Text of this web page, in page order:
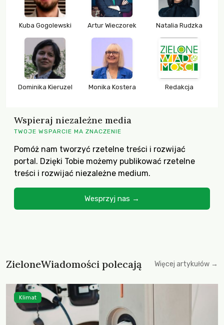
Kuba Gogolewski Artur Wieczorek Natalia Rudzka
Dominika Kieruzel Monika Kostera Redakcja
Wspieraj niezależne media
TWOJE WSPARCIE MA ZNACZENIE
Pomóż nam tworzyć rzetelne treści i rozwijać
portal. Dzięki Tobie możemy publikować rzetelne
treści i rozwijać niezależne medium.
Wesprzyj nas →
ZieloneWiadomości polecają Więcej artykułów →
Klimat